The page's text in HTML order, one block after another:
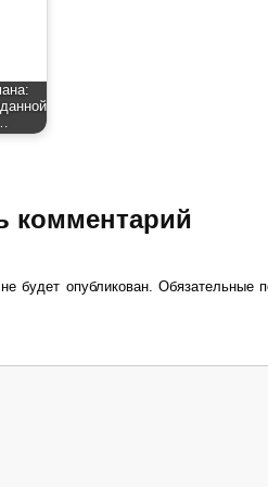
комментарий
будет опубликован. Обязательные